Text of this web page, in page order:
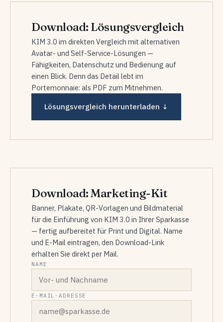
Download: Lösungsvergleich
KIM 3.0 im direkten Vergleich mit alternativen
Avatar- und Self-Service-Lösungen —
Fähigkeiten, Datenschutz und Bedienung auf
einen Blick. Denn das Detail lebt im
Portemonnaie: als PDF zum Mitnehmen.
Lösungsvergleich herunterladen ↓
Download: Marketing-Kit
Banner, Plakate, QR-Vorlagen und Bildmaterial
für die Einführung von KIM 3.0 in Ihrer Sparkasse
— fertig aufbereitet für Print und Digital. Name
und E-Mail eintragen, den Download-Link
erhalten Sie direkt per Mail.
NAME
E-MAIL-ADRESSE